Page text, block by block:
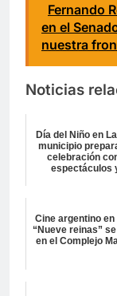
Fernando
en el
nuestra
Noticias
Día del Niño en
municipio
celebración
espectáculos
Cine argentino en
“Nueve reinas”
en el Complejo